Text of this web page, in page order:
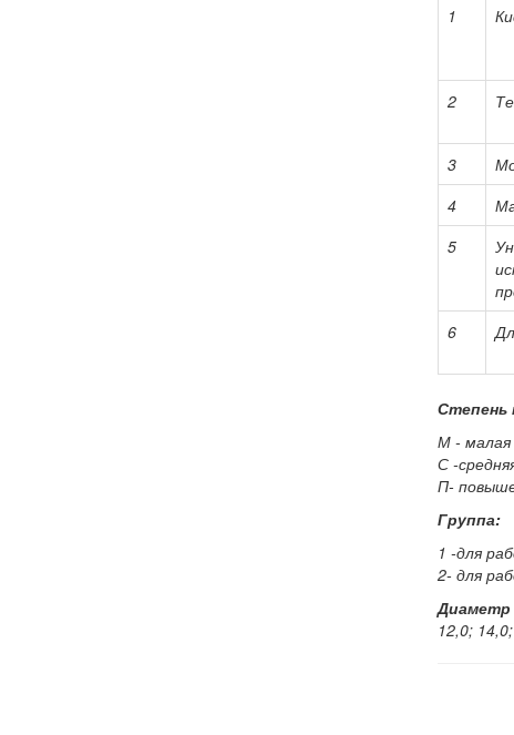
1
2
3
4
5
6
Степень
М - малая
С -
П-
Группа:
1 -для
2- для
Диаметр
12,0;